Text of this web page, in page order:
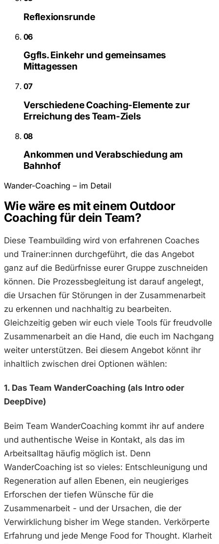
Reflexionsrunde
06
Ggfls. Einkehr und gemeinsames
Mittagessen
07
Verschiedene Coaching-Elemente zur
Erreichung des Team-Ziels
08
Ankommen und Verabschiedung am
Bahnhof
Wander-Coaching – im Detail
Wie wäre es mit einem Outdoor
Coaching für dein Team?
Diese Teambuilding wird von erfahrenen Coaches
und Trainer:innen durchgeführt, die das Angebot
ganz auf die Bedürfnisse eurer Gruppe zuschneiden
können. Die Prozessbegleitung ist darauf angelegt,
die Ursachen für Störungen in der Zusammenarbeit
zu erkennen und nachhaltig zu bearbeiten.
Gleichzeitig geben wir euch viele Tools für freudvolle
Zusammenarbeit an die Hand, die euch im Nachgang
weiter unterstützen. Bei diesem Angebot könnt ihr
inhaltlich zwischen drei Optionen wählen:
1. Das Team WanderCoaching (als Intro oder
DeepDive)
Beim Team WanderCoaching kommt ihr auf andere
und authentische Weise in Kontakt, als das im
Arbeitsalltag häufig möglich ist. Denn
WanderCoaching ist so vieles: Entschleunigung und
Regeneration auf allen Ebenen, ein neugieriges
Erforschen der tiefen Wünsche für die
Zusammenarbeit - und der Ursachen, die der
Verwirklichung bisher im Wege standen. Verkörperte
Erfahrung und jede Menge Food for Thought. Klarheit